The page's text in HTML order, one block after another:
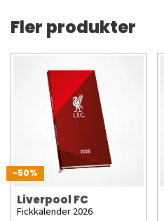
Fler produkter
-50%
Liverpool FC
Fickkalender 2026